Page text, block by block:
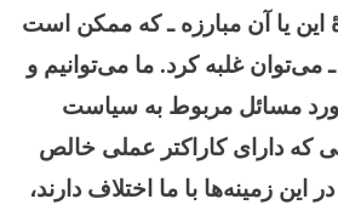
این یا آن مبارزه ـ که ممکن است
غلبه کرد. ما می‌توانیم و
مسائل مربوط به سیاست
که دارای کاراکتر عملی خالص
این زمینه‌ها با ما اختلاف دارند،